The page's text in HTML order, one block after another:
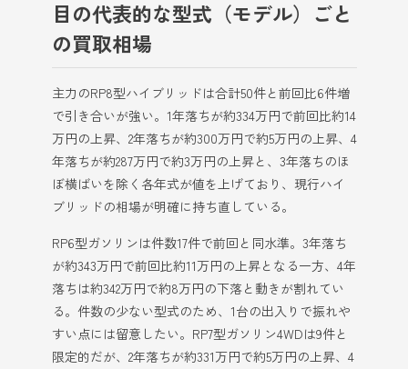
目の代表的な型式（モデル）ごと
の買取相場
主力のRP8型ハイブリッドは合計50件と前回比6件増
で引き合いが強い。1年落ちが約334万円で前回比約14
万円の上昇、2年落ちが約300万円で約5万円の上昇、4
年落ちが約287万円で約3万円の上昇と、3年落ちのほ
ぼ横ばいを除く各年式が値を上げており、現行ハイ
ブリッドの相場が明確に持ち直している。
RP6型ガソリンは件数17件で前回と同水準。3年落ち
が約343万円で前回比約11万円の上昇となる一方、4年
落ちは約342万円で約8万円の下落と動きが割れてい
る。件数の少ない型式のため、1台の出入りで振れや
すい点には留意したい。RP7型ガソリン4WDは9件と
限定的だが、2年落ちが約331万円で約5万円の上昇、4